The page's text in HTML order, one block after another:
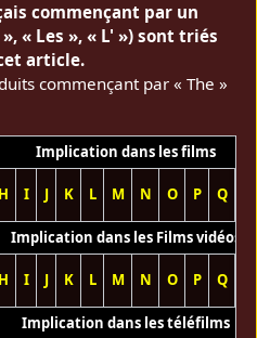
commençant par un
« Les », « L' ») sont triés
article.
commençant par « The »
Implication dans les films
H I J K L M N O P Q
Implication dans les Films vidéos
H I J K L M N O P Q
Implication dans les téléfilms